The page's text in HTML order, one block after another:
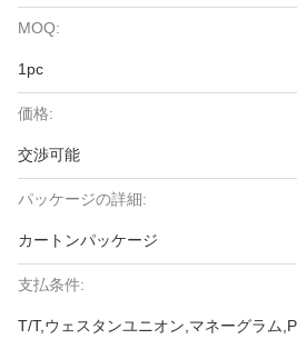
MOQ:
1pc
価格:
交渉可能
パッケージの詳細:
カートンパッケージ
支払条件:
T/T,ウェスタンユニオン,マネーグラム